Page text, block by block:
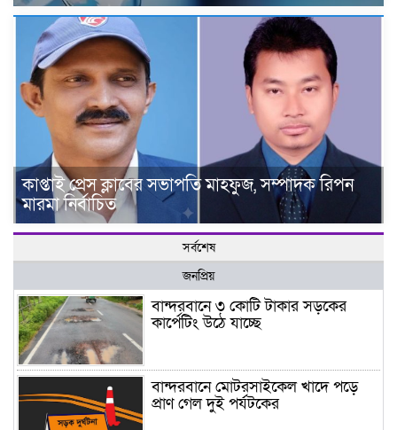
কাপ্তাই প্রেস ক্লাবের সভাপতি মাহফুজ, সম্পাদক রিপন
মারমা নির্বাচিত
সর্বশেষ
জনপ্রিয়
বান্দরবানে ৩ কোটি টাকার সড়কের
কার্পেটিং উঠে যাচ্ছে
বান্দরবানে মোটরসাইকেল খাদে পড়ে
প্রাণ গেল দুই পর্যটকের